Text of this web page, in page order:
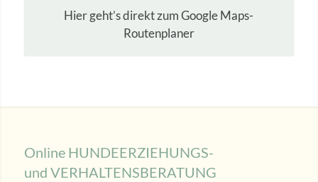
Hier geht’s direkt zum Google Maps-
Routenplaner
Online HUNDEERZIEHUNGS-
und VERHALTENSBERATUNG